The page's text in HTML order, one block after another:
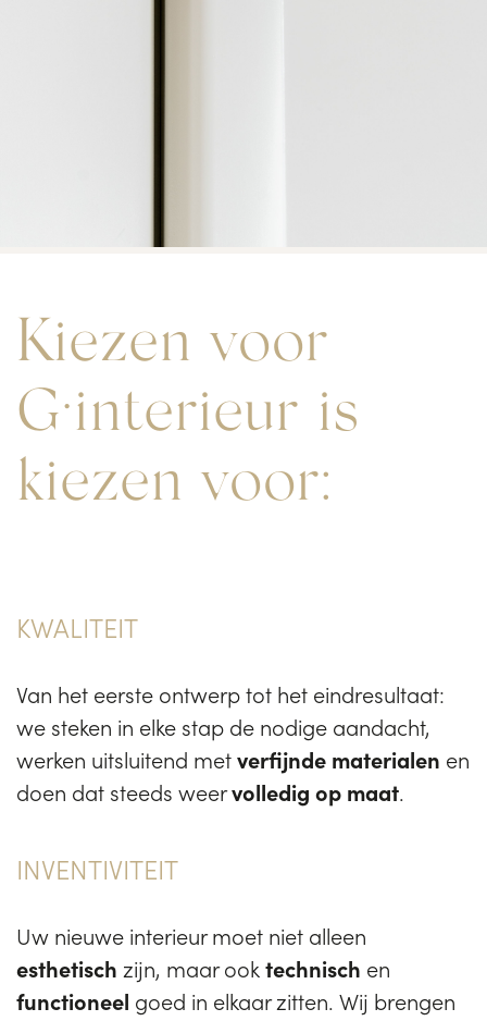
Kiezen voor
G·interieur is
kiezen voor:
KWALITEIT
Van het eerste ontwerp tot het eindresultaat:
we steken in elke stap de nodige aandacht,
werken uitsluitend met verfijnde materialen en
doen dat steeds weervolledig op maat.
INVENTIVITEIT
Uw nieuwe interieur moet niet alleen
esthetisch zijn, maar ook technisch en
functioneel goed in elkaar zitten. Wij brengen